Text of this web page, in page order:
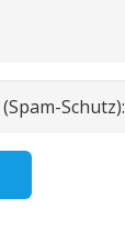
Schutz):